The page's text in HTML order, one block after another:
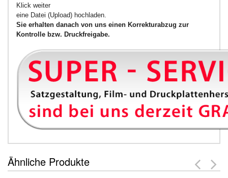
Klick weiter
eine Datei (Upload) hochladen.
Sie erhalten danach von uns einen Korrekturabzug zur
Kontrolle bzw. Druckfreigabe.
Ähnliche Produkte